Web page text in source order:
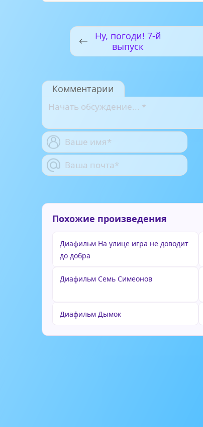
Ну, погоди! 7-й
выпуск
Комментарии
Похожие произведения
Диафильм На улице игра не доводит
до добра
Диафильм Семь Симеонов
Диафильм Дымок